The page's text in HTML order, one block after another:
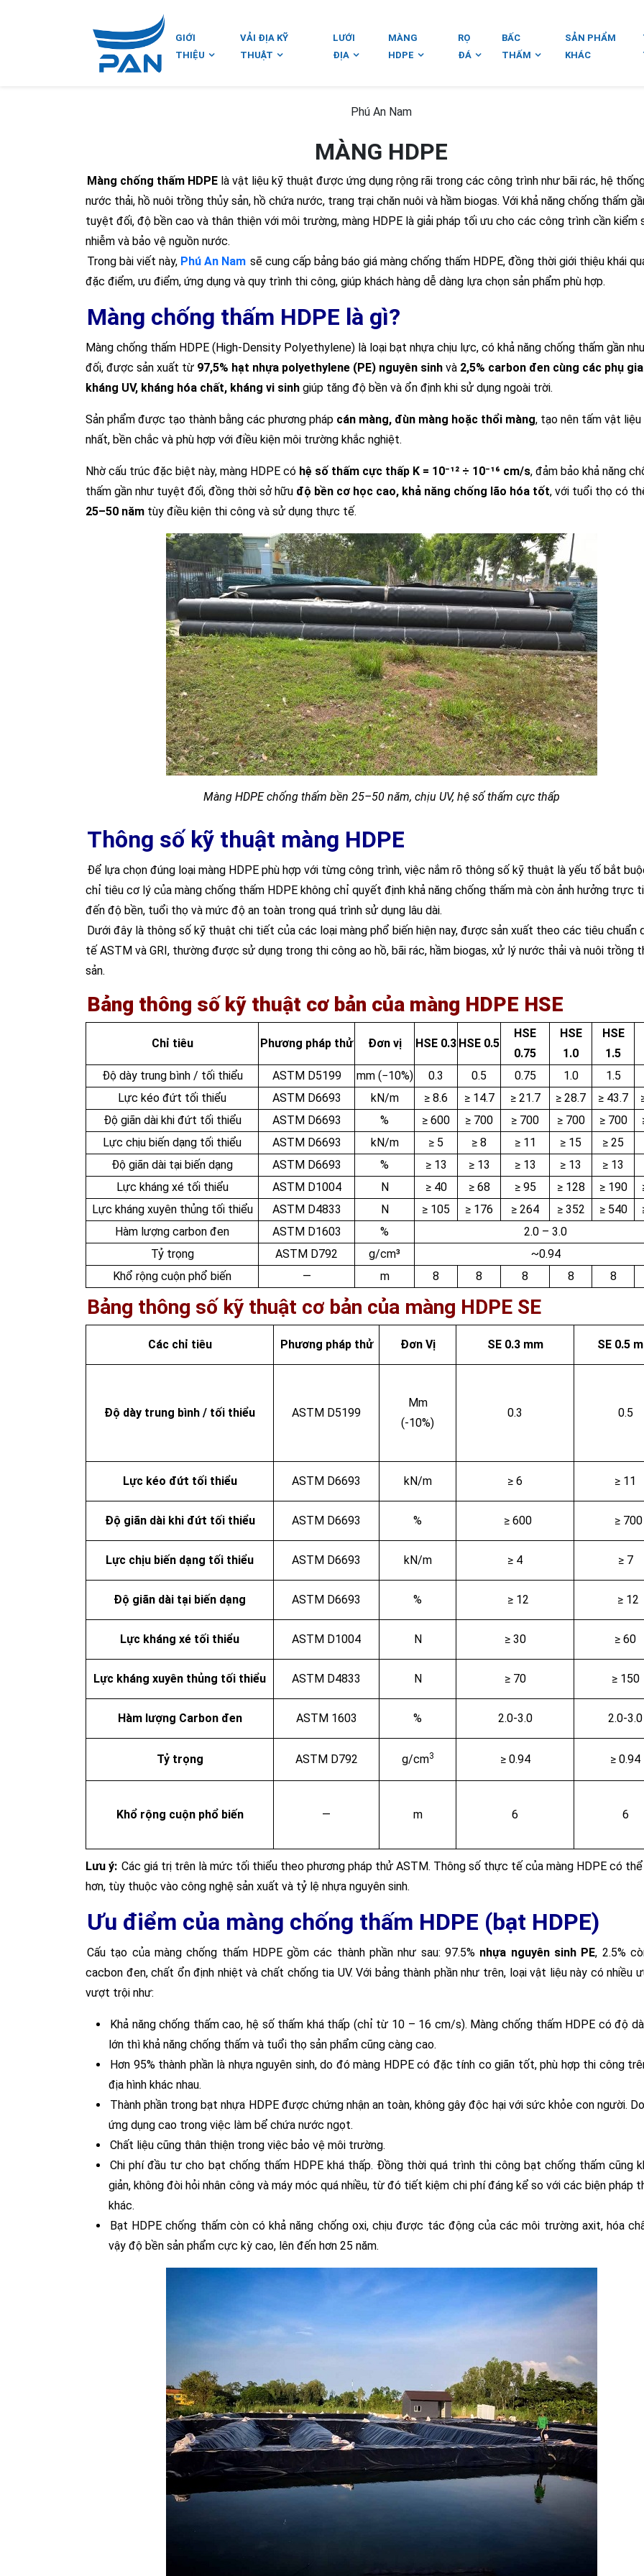
GIỚI
THIỆU
VẢI ĐỊA KỸ
THUẬT
LƯỚI
ĐỊA
MÀNG
HDPE
RỌ
ĐÁ
BẤC
THẤM
SẢN PHẨM
KHÁC
Phú An Nam
MÀNG HDPE
Màng chống thấm HDPE là vật liệu kỹ thuật được ứng dụng rộng rãi trong các công trình như bãi rác, hệ
nước thải, hồ nuôi trồng thủy sản, hồ chứa nước, trang trại chăn nuôi và hầm biogas. Với khả năng chống thấm
tuyệt đối, độ bền cao và thân thiện với môi trường, màng HDPE là giải pháp tối ưu cho các công trình cần kiểm
nhiễm và bảo vệ nguồn nước.
Trong bài viết này, Phú An Nam sẽ cung cấp bảng báo giá màng chống thấm HDPE, đồng thời giới thiệu khái
đặc điểm, ưu điểm, ứng dụng và quy trình thi công, giúp khách hàng dễ dàng lựa chọn sản phẩm phù hợp.
Màng chống thấm HDPE là gì?
Màng chống thấm HDPE (High-Density Polyethylene) là loại bạt nhựa chịu lực, có khả năng chống thấm gần
đối, được sản xuất từ 97,5% hạt nhựa polyethylene (PE) nguyên sinh và 2,5% carbon đen cùng các phụ gia
kháng UV, kháng hóa chất, kháng vi sinh giúp tăng độ bền và ổn định khi sử dụng ngoài trời.
Sản phẩm được tạo thành bằng các phương pháp cán màng, đùn màng hoặc thổi màng, tạo nên tấm vật
nhất, bền chắc và phù hợp với điều kiện môi trường khắc nghiệt.
Nhờ cấu trúc đặc biệt này, màng HDPE có hệ số thấm cực thấp K = 10⁻¹² ÷ 10⁻¹⁶ cm/s, đảm bảo khả năng
thấm gần như tuyệt đối, đồng thời sở hữu độ bền cơ học cao, khả năng chống lão hóa tốt, với tuổi thọ có
25–50 năm tùy điều kiện thi công và sử dụng thực tế.
Màng HDPE chống thấm bền 25–50 năm, chịu UV, hệ số thấm cực thấp
Thông số kỹ thuật màng HDPE
Để lựa chọn đúng loại màng HDPE phù hợp với từng công trình, việc nắm rõ thông số kỹ thuật là yếu tố bắt
chỉ tiêu cơ lý của màng chống thấm HDPE không chỉ quyết định khả năng chống thấm mà còn ảnh hưởng trực
đến độ bền, tuổi thọ và mức độ an toàn trong quá trình sử dụng lâu dài.
Dưới đây là thông số kỹ thuật chi tiết của các loại màng phổ biến hiện nay, được sản xuất theo các tiêu chuẩn
tế ASTM và GRI, thường được sử dụng trong thi công ao hồ, bãi rác, hầm biogas, xử lý nước thải và nuôi trồng
sản.
Bảng thông số kỹ thuật cơ bản của màng HDPE HSE
Chỉ tiêu Phương pháp thử Đơn vị HSE 0.3 HSE 0.5
HSE
0.75
HSE
1.0
HSE
1.5
Độ dày trung bình / tối thiểu
ASTM D5199 mm (−10%) 0.3 0.5 0.75 1.0
1.5
Lực kéo đứt tối thiểu
ASTM D6693 kN/m ≥ 8.6 ≥ 14.7 ≥ 21.7 ≥ 28.7 ≥ 43.7
Độ giãn dài khi đứt tối thiểu
ASTM D6693 % ≥ 600 ≥ 700 ≥ 700 ≥ 700 ≥ 700
Lực chịu biến dạng tối thiểu
ASTM D6693 kN/m ≥ 5 ≥ 8 ≥ 11 ≥ 15
≥ 25
Độ giãn dài tại biến dạng
ASTM D6693 % ≥ 13 ≥ 13 ≥ 13 ≥ 13
≥ 13
Lực kháng xé tối thiểu
ASTM D1004 N ≥ 40 ≥ 68 ≥ 95 ≥ 128 ≥ 190
Lực kháng xuyên thủng tối thiểu
ASTM D4833 N ≥ 105 ≥ 176 ≥ 264 ≥ 352 ≥ 540
Hàm lượng carbon đen
ASTM D1603 %
2.0 – 3.0
Tỷ trọng
ASTM D792 g/cm³
~0.94
Khổ rộng cuộn phổ biến
— m 8 8 8 8 8
Bảng thông số kỹ thuật cơ bản của màng HDPE SE
Các chỉ tiêu Phương pháp thử Đơn Vị SE 0.3 mm SE 0.5
Độ dày trung bình / tối thiểu ASTM D5199
Mm
(-10%)
0.3 0.5
Lực kéo đứt tối thiểu ASTM D6693 kN/m ≥ 6 ≥ 11
Độ giãn dài khi đứt tối thiểu ASTM D6693 % ≥ 600 ≥ 700
Lực chịu biến dạng tối thiểu ASTM D6693 kN/m ≥ 4 ≥ 7
Độ giãn dài tại biến dạng ASTM D6693 % ≥ 12 ≥ 12
Lực kháng xé tối thiểu ASTM D1004 N ≥ 30 ≥ 60
Lực kháng xuyên thủng tối thiểu ASTM D4833 N ≥ 70 ≥ 150
Hàm lượng Carbon đen ASTM 1603 % 2.0-3.0 2.0-3.0
Tỷ trọng ASTM D792 g/cm3 ≥ 0.94 ≥ 0.94
Khổ rộng cuộn phổ biến — m 6 6
Lưu ý: Các giá trị trên là mức tối thiểu theo phương pháp thử ASTM. Thông số thực tế của màng HDPE có
hơn, tùy thuộc vào công nghệ sản xuất và tỷ lệ nhựa nguyên sinh.
Ưu điểm của màng chống thấm HDPE (bạt HDPE)
Cấu tạo của màng chống thấm HDPE gồm các thành phần như sau: 97.5% nhựa nguyên sinh PE, 2.5%
cacbon đen, chất ổn định nhiệt và chất chống tia UV. Với bảng thành phần như trên, loại vật liệu này có nhiều
vượt trội như:
Khả năng chống thấm cao, hệ số thấm khá thấp (chỉ từ 10 – 16 cm/s). Màng chống thấm HDPE có độ
lớn thì khả năng chống thấm và tuổi thọ sản phẩm cũng càng cao.
Hơn 95% thành phần là nhựa nguyên sinh, do đó màng HDPE có đặc tính co giãn tốt, phù hợp thi công
địa hình khác nhau.
Thành phần trong bạt nhựa HDPE được chứng nhận an toàn, không gây độc hại với sức khỏe con người.
ứng dụng cao trong việc làm bể chứa nước ngọt.
Chất liệu cũng thân thiện trong việc bảo vệ môi trường.
Chi phí đầu tư cho bạt chống thấm HDPE khá thấp. Đồng thời quá trình thi công bạt chống thấm cũng
giản, không đòi hỏi nhân công và máy móc quá nhiều, từ đó tiết kiệm chi phí đáng kể so với các biện pháp
khác.
Bạt HDPE chống thấm còn có khả năng chống oxi, chịu được tác động của các môi trường axit, hóa
vậy độ bền sản phẩm cực kỳ cao, lên đến hơn 25 năm.